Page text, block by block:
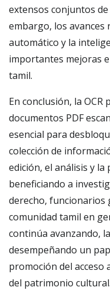
extensos conjuntos
embargo, los avances
automático y la
importantes mejoras
tamil.
En conclusión, la
documentos PDF
esencial para
colección de
edición, el análisis y
beneficiando a
derecho, funcionarios
comunidad tamil en
continúa avanzando,
desempeñando un
promoción del acceso
del patrimonio cultural.